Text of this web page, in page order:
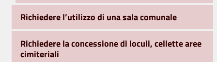
Richiedere l’utilizzo di una sala comunale
Richiedere la concessione di loculi, cellette aree
cimiteriali